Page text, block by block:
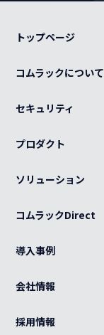
トップページ
コムラックについて
セキュリティ
プロダクト
キャビネット、部材
分電盤
特注品
OEM
ソリューション
キッティング
熱対策
カスタマイズ
コムラックDirect
カート
ご利用ガイド
導入事例
会社情報
採用情報